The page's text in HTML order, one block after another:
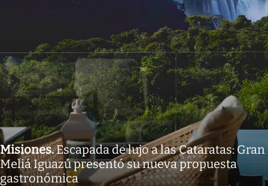
Misiones.Escapada de lujo a las Cataratas: Gran
Meliá Iguazú presentó su nueva propuesta
gastronómica